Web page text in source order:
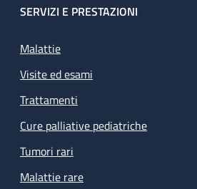
SERVIZI E PRESTAZIONI
Malattie
Visite ed esami
Trattamenti
Cure palliative pediatriche
Tumori rari
Malattie rare